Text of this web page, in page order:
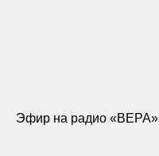
Эфир на радио «ВЕРА»